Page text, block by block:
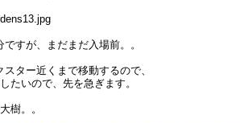
すが、まだまだ入場前。。
ター近くまで移動するので、
たいので、先を急ぎます。
樹。。